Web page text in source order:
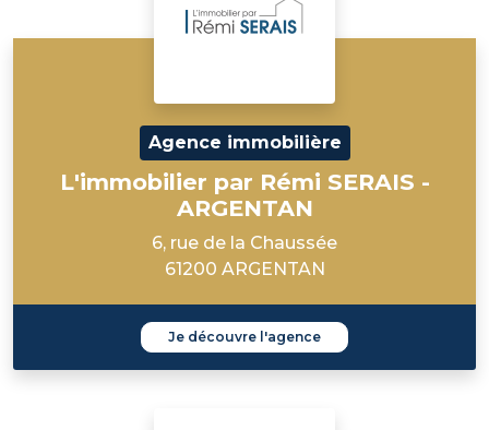
Agence immobilière
L'immobilier par Rémi SERAIS -
ARGENTAN
6, rue de la Chaussée
61200 ARGENTAN
Je découvre l'agence